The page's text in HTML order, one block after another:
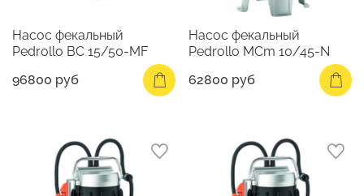
Насос фекальный
Pedrollo BC 15/50-MF
96800 руб
Насос фекальный
Pedrollo MCm 10/45-N
62800 руб